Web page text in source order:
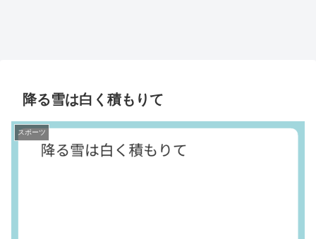
降る雪は白く積もりて
スポーツ